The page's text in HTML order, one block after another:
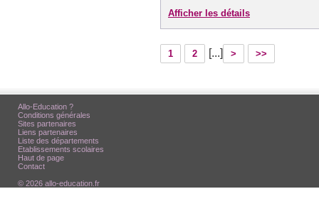
Afficher les détails
1 2 [...] > >>
Allo-Education ?
Conditions générales
Sites partenaires
Liens partenaires
Liste des départements
Etablissements scolaires
Haut de page
Contact
© 2026 allo-education.fr